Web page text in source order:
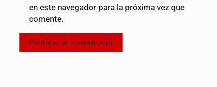
en este navegador para la próxima vez que
comente.